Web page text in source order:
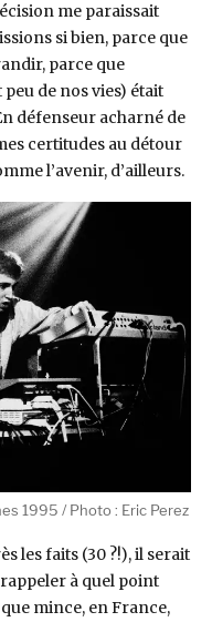
me paraissait
si bien, parce que
parce que
de nos vies) était
défenseur acharné de
certitudes au détour
l’avenir, d’ailleurs.
1995 / Photo : Eric Perez
les faits (30 ?!), il serait
à quel point
mince, en France,